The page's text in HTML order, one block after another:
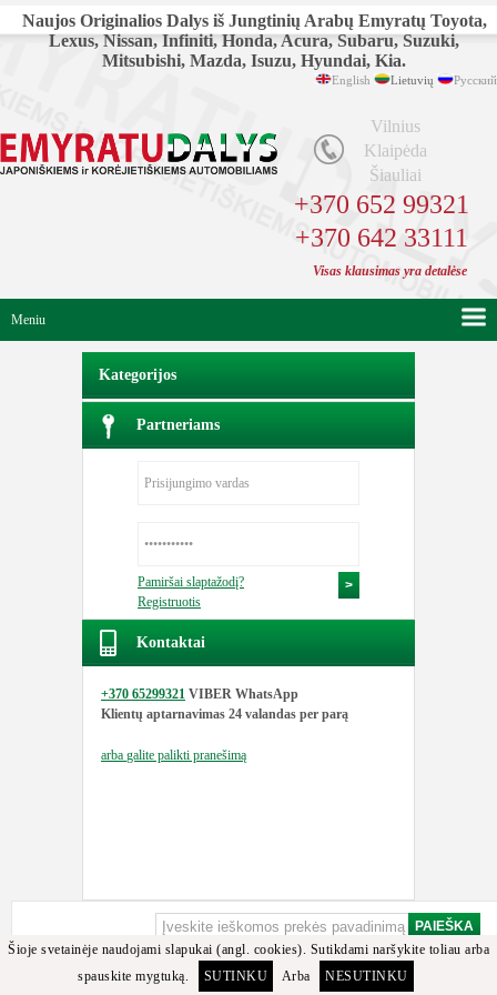
Naujos Originalios Dalys iš Jungtinių Arabų Emyratų Toyota,
Lexus, Nissan, Infiniti, Honda, Acura, Subaru, Suzuki,
Mitsubishi, Mazda, Isuzu, Hyundai, Kia.
English Lietuvių Русский
Vilnius
Klaipėda
Šiauliai
+370 652 99321
+370 642 33111
Visas klausimas yra detalėse
Meniu
Kategorijos
Partneriams
Pamiršai slaptažodį?
Registruotis
Kontaktai
+370 65299321 VIBER WhatsApp
Klientų aptarnavimas 24 valandas per parą
arba galite palikti pranešimą
Šioje svetainėje naudojami slapukai (angl. cookies). Sutikdami naršykite toliau arba
spauskite mygtuką.
SUTINKU Arba NESUTINKU